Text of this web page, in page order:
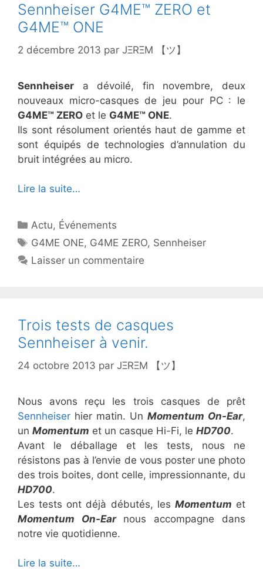
Sennheiser G4ME™ ZERO et
G4ME™ ONE
2 décembre 2013 par JΞRΞM 【ツ】
Sennheiser a dévoilé, fin novembre, deux
nouveaux micro-casques de jeu pour PC : le
G4ME™ ZERO et le G4ME™ ONE.
Ils sont résolument orientés haut de gamme et
sont équipés de technologies d’annulation du
bruit intégrées au micro.
Lire la suite…
Catégories
Actu, Événements
Étiquettes
G4ME ONE, G4ME ZERO, Sennheiser
Laisser un commentaire
Trois tests de casques
Sennheiser à venir.
24 octobre 2013 par JΞRΞM 【ツ】
Nous avons reçu les trois casques de prêt
Sennheiser hier matin. Un Momentum On-Ear,
un Momentum et un casque Hi-Fi, le HD700.
Avant le déballage et les tests, nous ne
résistons pas à l’envie de vous poster une photo
des trois boites, dont celle, impressionnante, du
HD700.
Les tests ont déjà débutés, les Momentum et
Momentum On-Ear nous accompagne dans
notre vie quotidienne.
Lire la suite…